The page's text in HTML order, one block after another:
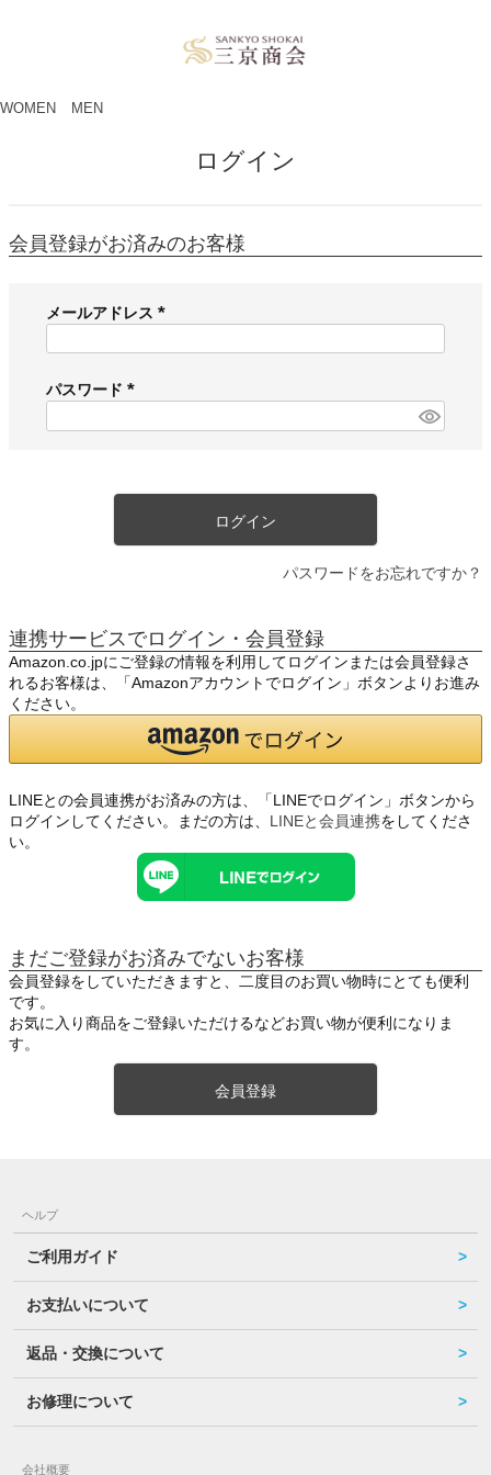
WOMEN MEN
ログイン
会員登録がお済みのお客様
メールアドレス
必
)
パスワード
必
ログイン
パスワードをお忘れですか？
連携サービスでログイン・会員登録
Amazon.co.jpにご登録の情報を利用してログインまたは会員登録さ
れるお客様は、「Amazonアカウントでログイン」ボタンよりお進み
ください。
LINEとの会員連携がお済みの方は、「LINEでログイン」ボタンから
ログインしてください。まだの方は、 LINEと会員連携をしてくださ
い。
まだご登録がお済みでないお客様
会員登録をしていただきますと、二度目のお買い物時にとても便利
です。
お気に入り商品をご登録いただけるなどお買い物が便利になりま
す。
会員登録
ヘルプ
ご利用ガイド
お支払いについて
返品・交換について
お修理について
会社概要